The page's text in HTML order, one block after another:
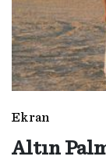
Ekran
Altın